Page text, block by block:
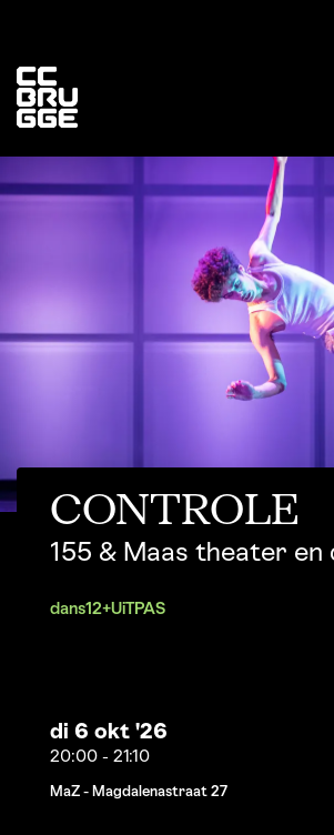
CONTROLE
155 & Maas theater en
dans12+UiTPAS
di 6 okt '26
20:00 - 21:10
MaZ - Magdalenastraat 27